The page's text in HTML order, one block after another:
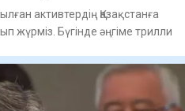
активтердің Қазақстанға
жүрміз. Бүгінде әңгіме трилли